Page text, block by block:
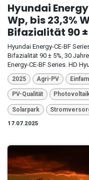
Hyundai
Wp, bis 23,3%
Bifazialität 90
Hyundai Energy-CE-BF
Bifazialität 90 ± 5%, 30
Energy-CE-BF Series. HD
2025 Agri-PV
PV-Qualität
Solarpark
17.07.2025